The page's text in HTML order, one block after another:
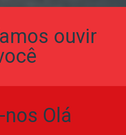
ouvir
nos Olá